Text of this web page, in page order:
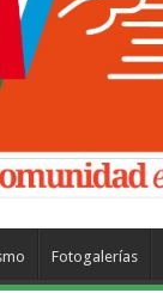
Fotogalerías